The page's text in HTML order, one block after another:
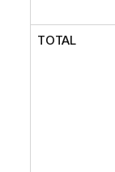
TOTAL